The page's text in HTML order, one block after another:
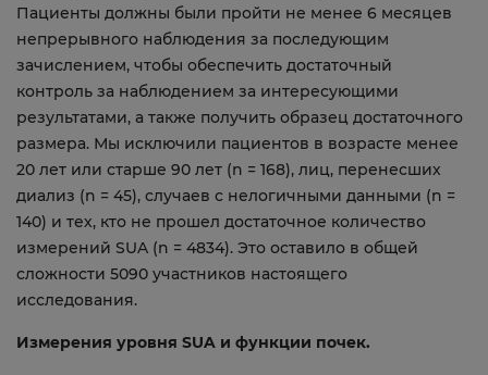
Пациенты должны были пройти не менее 6 месяцев
непрерывного наблюдения за последующим
зачислением, чтобы обеспечить достаточный
контроль за наблюдением за интересующими
результатами, а также получить образец достаточного
размера. Мы исключили пациентов в возрасте менее
20 лет или старше 90 лет (n = 168), лиц, перенесших
диализ (n = 45), случаев с нелогичными данными (n =
140) и тех, кто не прошел достаточное количество
измерений SUA (n = 4834). Это оставило в общей
сложности 5090 участников настоящего
исследования.
Измерения уровня SUA и функции почек.